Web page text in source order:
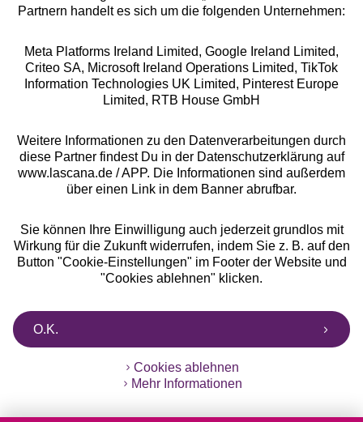
Alle Preise inkl. MwSt., zzgl.
Versandkosten
** Bonität vorausgesetzt, berechtigt zur Bonitätsprüfung
Partnern handelt es sich um die folgenden Unternehmen:
Meta Platforms Ireland Limited, Google Ireland Limited,
Criteo SA, Microsoft Ireland Operations Limited, TikTok
Information Technologies UK Limited, Pinterest Europe
Limited, RTB House GmbH
Weitere Informationen zu den Datenverarbeitungen durch
diese Partner findest Du in der Datenschutzerklärung auf
www.lascana.de / APP. Die Informationen sind außerdem
über einen Link in dem Banner abrufbar.
Sie können Ihre Einwilligung auch jederzeit grundlos mit
Wirkung für die Zukunft widerrufen, indem Sie z. B. auf den
Button "Cookie-Einstellungen" im Footer der Website und
"Cookies ablehnen" klicken.
O.K.
Cookies ablehnen
Mehr Informationen